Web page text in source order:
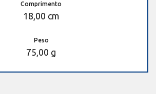
Comprimento
18,00 cm
Peso
75,00 g